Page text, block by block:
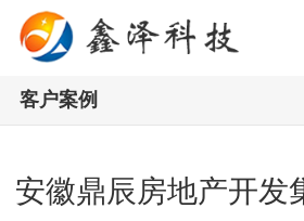
客户案例
安徽鼎辰房地产开发